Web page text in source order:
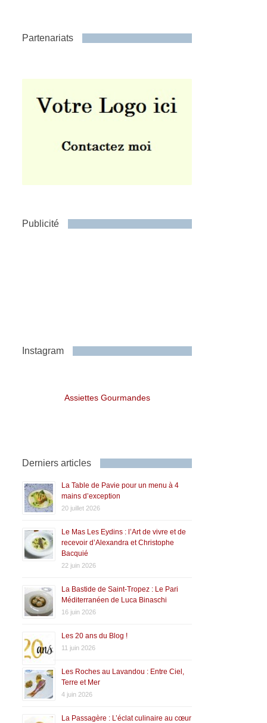
Partenariats
Publicité
Instagram
Assiettes Gourmandes
Derniers articles
La Table de Pavie pour un menu à 4
mains d’exception
20 juillet 2026
Le Mas Les Eydins : l’Art de vivre et de
recevoir d’Alexandra et Christophe
Bacquié
22 juin 2026
La Bastide de Saint-Tropez : Le Pari
Méditerranéen de Luca Binaschi
16 juin 2026
Les 20 ans du Blog !
11 juin 2026
Les Roches au Lavandou : Entre Ciel,
Terre et Mer
4 juin 2026
La Passagère : L’éclat culinaire au cœur